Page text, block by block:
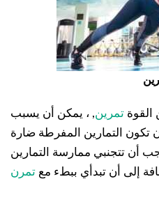
القوة تمرين, ، يمكن أن يسبب
التمارين المفرطة ضارة
أن تتجنبي ممارسة التمارين
إلى أن تبدأي ببطء مع تمرن